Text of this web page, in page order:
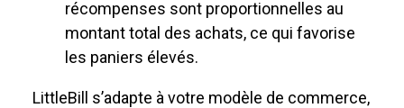
récompenses sont proportionnelles au
montant total des achats, ce qui favorise
les paniers élevés.
LittleBill s’adapte à votre modèle de commerce,